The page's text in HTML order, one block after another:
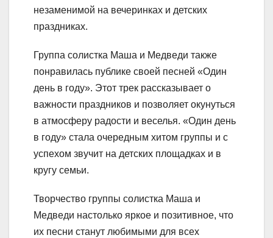
незаменимой на вечеринках и детских
праздниках.
Группа солистка Маша и Медведи также
понравилась публике своей песней «Один
день в году». Этот трек рассказывает о
важности праздников и позволяет окунуться
в атмосферу радости и веселья. «Один день
в году» стала очередным хитом группы и с
успехом звучит на детских площадках и в
кругу семьи.
Творчество группы солистка Маша и
Медведи настолько яркое и позитивное, что
их песни станут любимыми для всех